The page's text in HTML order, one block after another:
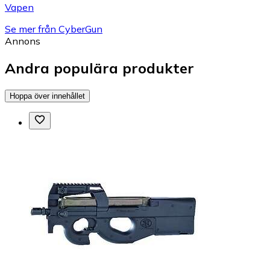
Vapen
Se mer från CyberGun
Annons
Andra populära produkter
Hoppa över innehållet